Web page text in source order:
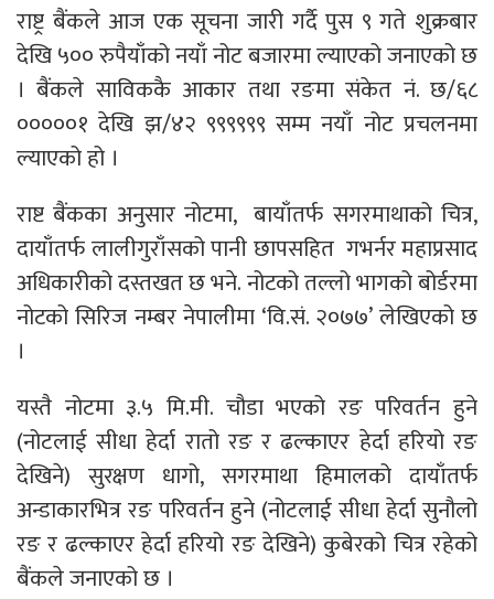
राष्ट्र बैंकले आज एक सूचना जारी गर्दै पुस ९ गते शुक्रबार
देखि ५०० रुपैयाँको नयाँ नोट बजारमा ल्याएको जनाएको छ
। बैंकले साविककै आकार तथा रङमा संकेत नं. छ/६८
०००००१ देखि झ/४२ ९९९९९९ सम्म नयाँ नोट प्रचलनमा
ल्याएको हो ।
राष्ट बैंकका अनुसार नोटमा, बायाँतर्फ सगरमाथाको चित्र,
दायाँतर्फ लालीगुराँसको पानी छापसहित गभर्नर महाप्रसाद
अधिकारीको दस्तखत छ भने. नोटको तल्लो भागको बोर्डरमा
नोटको सिरिज नम्बर नेपालीमा ‘वि.सं. २०७७’ लेखिएको छ
।
यस्तै नोटमा ३.५ मि.मी. चौडा भएको रङ परिवर्तन हुने
(नोटलाई सीधा हेर्दा रातो रङ र ढल्काएर हेर्दा हरियो रङ
देखिने) सुरक्षण धागो, सगरमाथा हिमालको दायाँतर्फ
अन्डाकारभित्र रङ परिवर्तन हुने (नोटलाई सीधा हेर्दा सुनौलो
रङ र ढल्काएर हेर्दा हरियो रङ देखिने) कुबेरको चित्र रहेको
बैंकले जनाएको छ ।